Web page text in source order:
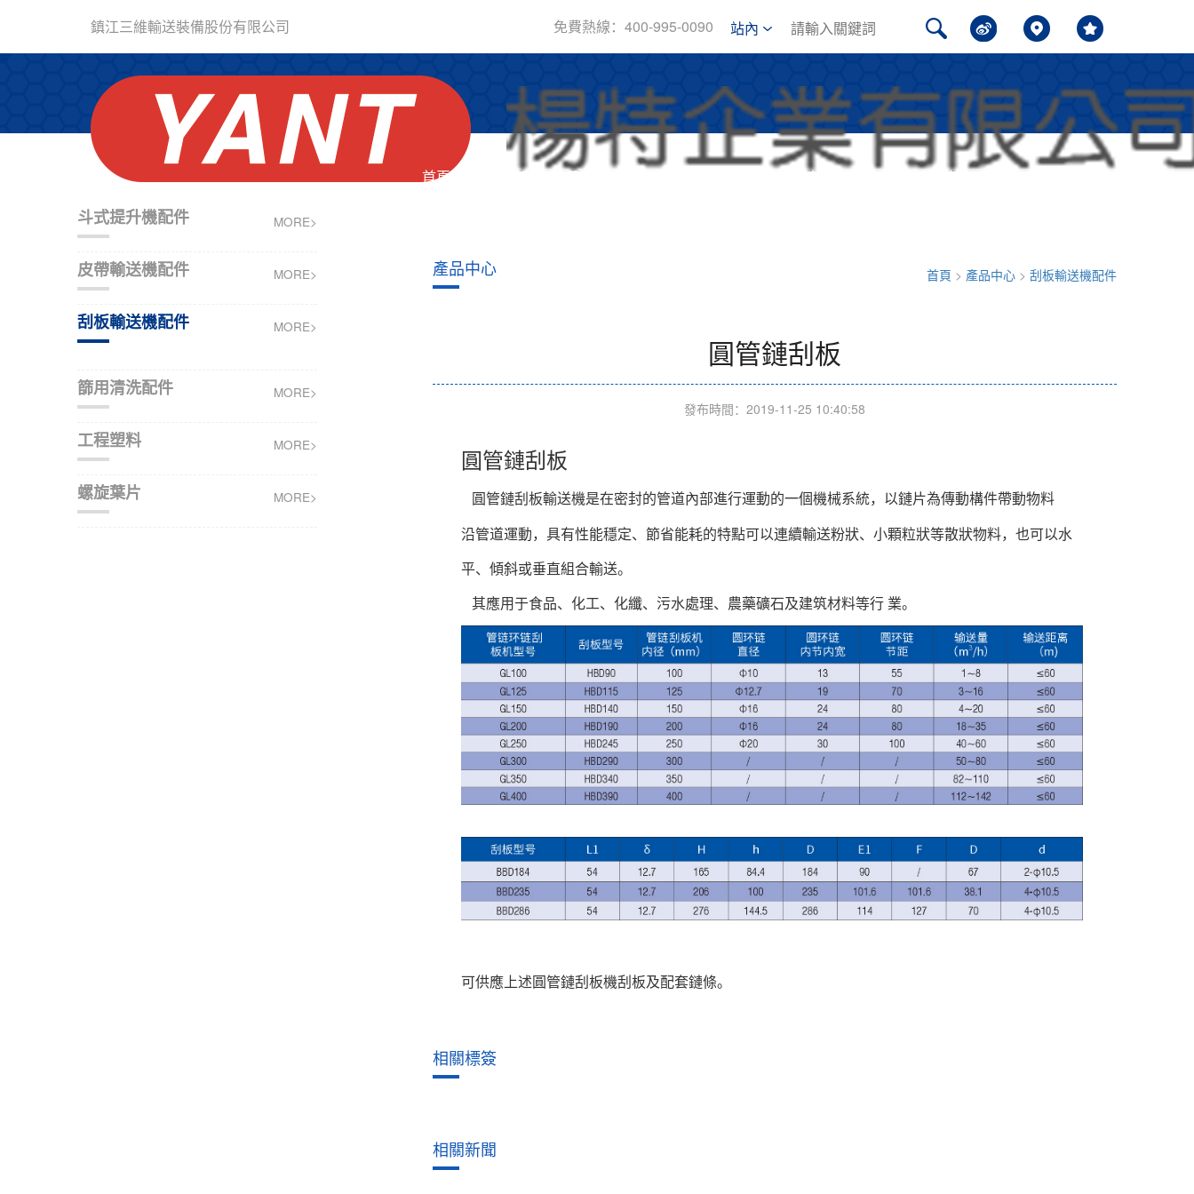
鎮江三維輸送裝備股份有限公司 免費熱線：400-995-0090 站內
首頁 關于我們 新聞中心 問題解答
MORE>
斗式提升機配件
MORE>
皮帶輸送機配件
MORE>
刮板輸送機配件
MORE>
篩用清洗配件
MORE>
工程塑料
MORE>
螺旋葉片
首頁 > 產品中心 > 刮板輸送機配件
產品中心
圓管鏈刮板
發布時間：2019-11-25 10:40:58
圓管鏈刮板
圓管鏈刮板輸送機是在密封的管道內部進行運動的一個機械系統，以鏈片為傳動構件帶動物料
沿管道運動，具有性能穩定、節省能耗的特點可以連續輸送粉狀、小顆粒狀等散狀物料，也可以水
平、傾斜或垂直組合輸送。
其應用于食品、化工、化纖、污水處理、農藥礦石及建筑材料等行 業。
可供應上述圓管鏈刮板機刮板及配套鏈條。
相關標簽
相關新聞